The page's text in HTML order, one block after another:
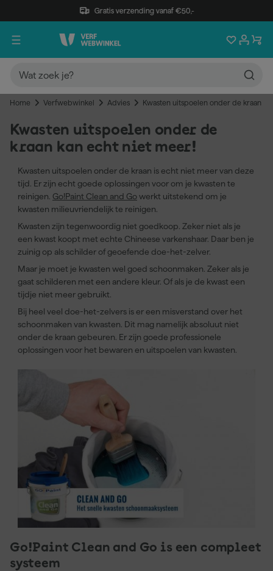
Gratis verzending vanaf €50,-
Home Verfwebwinkel Advies Kwasten uitspoelen onder de kraan
Kwasten uitspoelen onder de
kraan kan echt niet meer!
Kwasten uitspoelen onder de kraan is echt niet meer van deze
tijd. Er zijn echt goede oplossingen voor om je kwasten te
reinigen. Go!Paint Clean and Gowerkt uitstekend om je
kwasten milieuvriendelijk te reinigen.
Kwasten zijn tegenwoordig niet goedkoop. Zeker niet als je
een kwast koopt met echte Chineese varkenshaar. Daar ben je
zuinig op als schilder of geoefende doe-het-zelver.
Maar je moet je kwasten wel goed schoonmaken. Zeker als je
gaat schilderen met een andere kleur. Of als je de kwast een
tijdje niet meer gebruikt.
Bij heel veel doe-het-zelvers is er een misverstand over het
schoonmaken van kwasten. Dit mag namelijk absoluut niet
onder de kraan gebeuren. Er zijn goede professionele
oplossingen voor het bewaren en uitspoelen van kwasten.
Go!Paint Clean and Go is een compleet
systeem